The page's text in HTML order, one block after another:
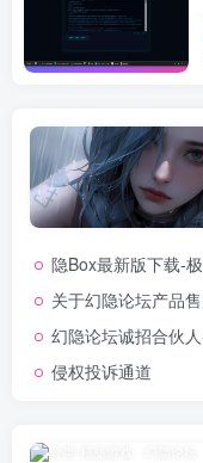
隐Box最新版下载-
关于幻隐论坛产品
幻隐论坛诚招合伙
侵权投诉通道